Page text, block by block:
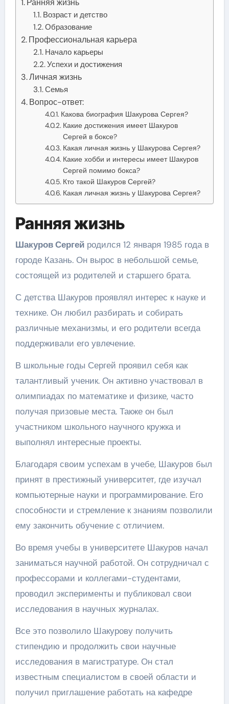
Возраст и детство
Образование
Профессиональная карьера
Начало карьеры
Успехи и достижения
Личная жизнь
Семья
Вопрос-ответ:
Какова биография Шакурова Сергея?
Какие достижения имеет Шакуров
Сергей в боксе?
Какая личная жизнь у Шакурова Сергея?
Какие хобби и интересы имеет Шакуров
Сергей помимо бокса?
Кто такой Шакуров Сергей?
Какая личная жизнь у Шакурова Сергея?
Ранняя жизнь
Шакуров Сергейродился 12 января 1985 года в
городе Казань. Он вырос в небольшой семье,
состоящей из родителей и старшего брата.
С детства Шакуров проявлял интерес к науке и
технике. Он любил разбирать и собирать
различные механизмы, и его родители всегда
поддерживали его увлечение.
В школьные годы Сергей проявил себя как
талантливый ученик. Он активно участвовал в
олимпиадах по математике и физике, часто
получая призовые места. Также он был
участником школьного научного кружка и
выполнял интересные проекты.
Благодаря своим успехам в учебе, Шакуров был
принят в престижный университет, где изучал
компьютерные науки и программирование. Его
способности и стремление к знаниям позволили
ему закончить обучение с отличием.
Во время учебы в университете Шакуров начал
заниматься научной работой. Он сотрудничал с
профессорами и коллегами-студентами,
проводил эксперименты и публиковал свои
исследования в научных журналах.
Все это позволило Шакурову получить
стипендию и продолжить свои научные
исследования в магистратуре. Он стал
известным специалистом в своей области и
получил приглашение работать на кафедре